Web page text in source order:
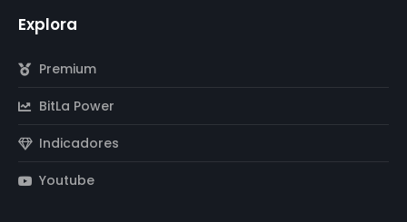
Explora
Premium
BitLa Power
Indicadores
Youtube